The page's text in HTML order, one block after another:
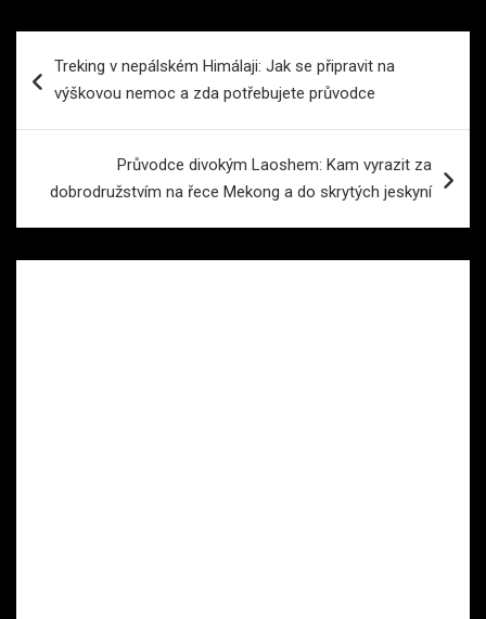
proTreking v nepálském Himálaji: Jak se připravit na
výškovou nemoc a zda potřebujete průvodce
Průvodce divokým Laoshem: Kam vyrazit za
dobrodružstvím na řece Mekong a do skrytých jeskyní